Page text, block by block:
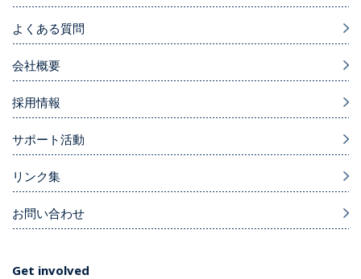
よくある質問
会社概要
採用情報
サポート活動
リンク集
お問い合わせ
Get involved